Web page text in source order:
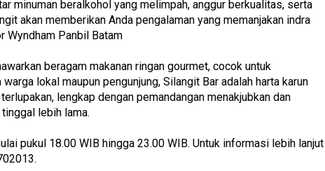
minuman beralkohol yang melimpah, anggur berkualitas, serta
akan memberikan Anda pengalaman yang memanjakan indra
Wyndham Panbil Batam
beragam makanan ringan gourmet, cocok untuk
lokal maupun pengunjung, Silangit Bar adalah harta karun
lengkap dengan pemandangan menakjubkan dan
lebih lama.
pukul 18.00 WIB hingga 23.00 WIB. Untuk informasi lebih lanjut